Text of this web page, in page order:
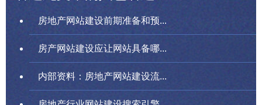
房地产网站建设前期准备和预...
房产网站建设应让网站具备哪...
内部资料：房地产网站建设流...